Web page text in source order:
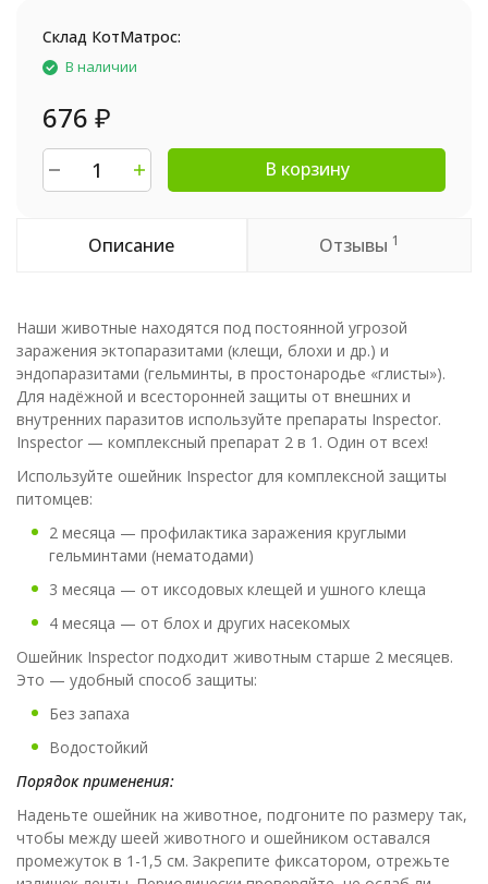
Склад КотМатрос:
В наличии
676 ₽
В корзину
Описание Отзывы 1
Наши животные находятся под постоянной угрозой
заражения эктопаразитами (клещи, блохи и др.) и
эндопаразитами (гельминты, в простонародье «глисты»).
Для надёжной и всесторонней защиты от внешних и
внутренних паразитов используйте препараты Inspector.
Inspector — комплексный препарат 2 в 1. Один от всех!
Используйте ошейник Inspector для комплексной защиты
питомцев:
2 месяца — профилактика заражения круглыми
гельминтами (нематодами)
3 месяца — от иксодовых клещей и ушного клеща
4 месяца — от блох и других насекомых
Ошейник Inspector подходит животным старше 2 месяцев.
Это — удобный способ защиты:
Без запаха
Водостойкий
Порядок применения:
Наденьте ошейник на животное, подгоните по размеру так,
чтобы между шеей животного и ошейником оставался
промежуток в 1-1,5 см. Закрепите фиксатором, отрежьте